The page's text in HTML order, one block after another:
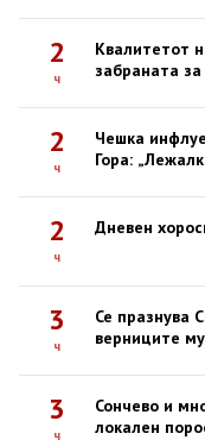
2
ч
Квалитетот
забраната
2
ч
Чешка
Гора:
2
ч
Дневен
3
ч
Се празнува
верниците
3
ч
Сончево и
локален